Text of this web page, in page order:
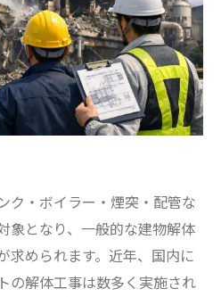
ク・ボイラー・煙突・配管な
象となり、一般的な建物解体
求められます。近年、国内に
の解体工事は数多く実施され